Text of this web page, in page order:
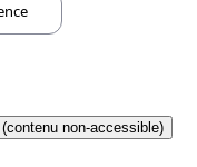
(contenu non-accessible)